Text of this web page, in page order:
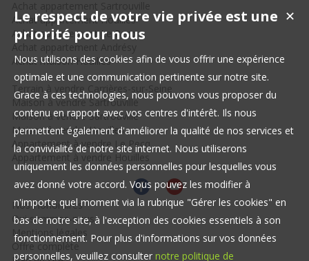
Achat appartement Houilles
Achat appartement Le Pecq
Achat appartement Andrésy
Achat maison Houilles
Terrain à vendre Carrières-sur-Seine
Maison à vendre Sartrouville
Maison à vendre Sartrouville
Maison à vendre Houilles
Appartement à vendre Le Pecq
Nos Honoraires
Qui sommes-nous
Mentions légales
Offre complète
✕
Le respect de votre vie privée est une
priorité pour nous
Nous utilisons des cookies afin de vous offrir une expérience
optimale et une communication pertinente sur notre site.
Grace à ces technologies, nous pouvons vous proposer du
contenu en rapport avec vos centres d'intérêt. Ils nous
permettent également d'améliorer la qualité de nos services et
la convivialité de notre site internet. Nous utiliserons
uniquement les données personnelles pour lesquelles vous
avez donné votre accord. Vous pouvez les modifier à
n'importe quel moment via la rubrique "Gérer les cookies" en
bas de notre site, à l'exception des cookies essentiels à son
fonctionnement. Pour plus d'informations sur vos données
personnelles, veuillez consulter notre politique de